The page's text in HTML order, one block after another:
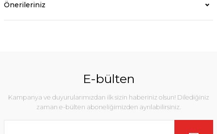
Önerileriniz
E-bülten
Kampanya ve duyurularımızdan ilk sizin haberiniz olsun! Dilediğiniz
zaman e-bülten aboneliğimizden ayrılabilirsiniz.